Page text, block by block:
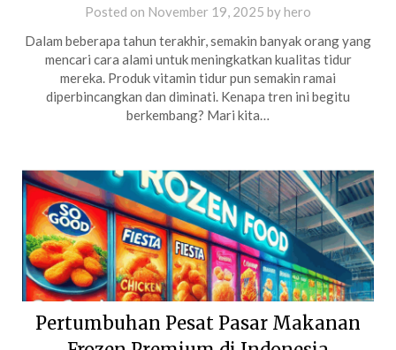
Posted on November 19, 2025 byhero
Dalam beberapa tahun terakhir, semakin banyak orang yang
mencari cara alami untuk meningkatkan kualitas tidur
mereka. Produk vitamin tidur pun semakin ramai
diperbincangkan dan diminati. Kenapa tren ini begitu
berkembang? Mari kita…
Pertumbuhan Pesat Pasar Makanan